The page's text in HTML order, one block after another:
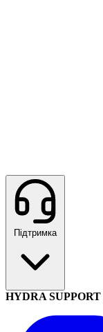
Підтримка
HYDRA SUPPORT